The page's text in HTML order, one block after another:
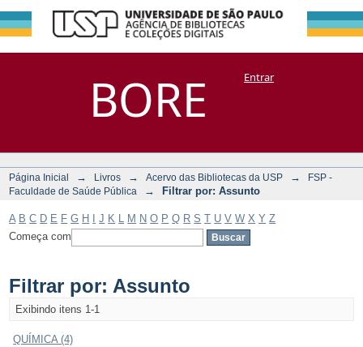
BORE
Filtrar por:
Assunto
DSpace/Manakin + CoriscoEntrar
Página Inicial → Livros → Acervo das Bibliotecas da USP →
FSP -
Faculdade de Saúde Pública
→ Filtrar por: Assunto
A B C D E F G H J K M N O P Q R S T U V W X Y Z
Começa com
Filtrar por: Assunto
Exibindo itens 1-1
QUÍMICA (4)